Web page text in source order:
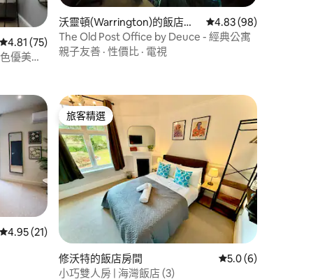
）
從 75 則評價中獲得 4.81 的平均評分（滿分 5 分）
4.81 (75)
優美街
沃靈頓(Warrington)的飯店房
間
從 98 則評價中獲得
4.83 (98)
The Old Post Office by Deuce - 經典公寓
親子友善 · 性價比 · 電視
）
從 21 則評價中獲得 4.95 的平均評分（滿分 5 分）
4.95 (21)
旅客精選
旅客精選
修沃特的飯店房間 從 6 則評價中獲得
5.0 (6)
小巧雙人房 | 海灣飯店 (3)